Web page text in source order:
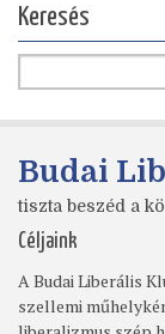
Keresés
Budai
tiszta beszéd a
Céljaink
A Budai Liberális
szellemi